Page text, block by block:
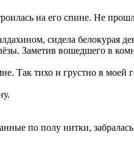
на его спине. Не
сидела белокурая
Заметив вошедшего в
Так тихо и грустно в моей
по полу нитки,